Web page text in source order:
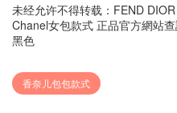
未经允许不得转载： FEND
Chanel女包款式 正品官方網站
黑色
香奈儿包包款式